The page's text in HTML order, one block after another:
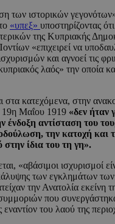
των ιστορικών
«υπεξ» υποστηρίζοντας
της Κυπριακής
«επιχειρεί να
και αγνοεί τις
λαός» την οποία
στα κατεχόμενα, στην
19η Μαΐου 1919 «δεν ήταν
αντίσταση του
την κατοχή και
ίδια του τη γη».
«αβάσιμοι ισχυρισμοί
των εγκλημάτων των
την Ανατολία εκείνη
που
του λαού της